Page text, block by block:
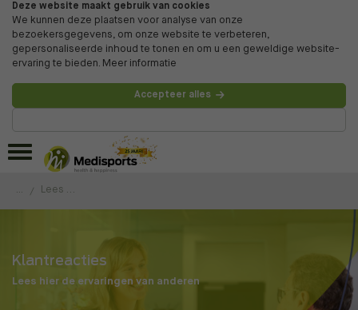
Deze website maakt gebruik van cookies
We kunnen deze plaatsen voor analyse van onze
bezoekersgegevens, om onze website te verbeteren,
gepersonaliseerde inhoud te tonen en om u een geweldige website-
ervaring te bieden. Meer informatie
Accepteer alles
... Lees de ervaringen van onze klanten
Klantreacties
Lees hier de ervaringen van anderen